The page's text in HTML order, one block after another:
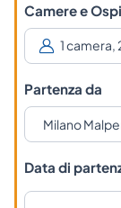
Camere e
Partenza da
Data di